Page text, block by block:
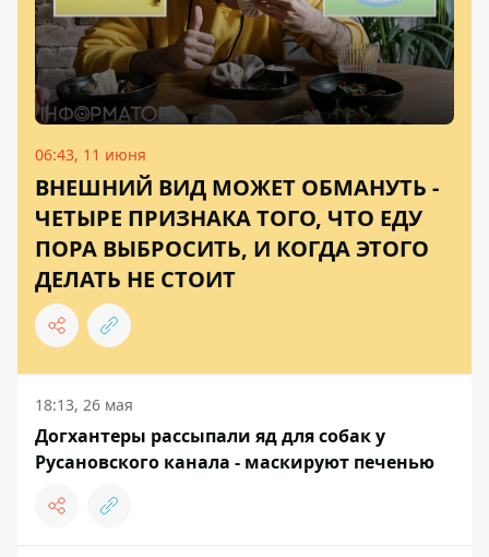
06:43, 11 июня
ВНЕШНИЙ ВИД МОЖЕТ ОБМАНУТЬ -
ЧЕТЫРЕ ПРИЗНАКА ТОГО, ЧТО ЕДУ
ПОРА ВЫБРОСИТЬ, И КОГДА ЭТОГО
ДЕЛАТЬ НЕ СТОИТ
18:13, 26 мая
Догхантеры рассыпали яд для собак у
Русановского канала - маскируют печенью